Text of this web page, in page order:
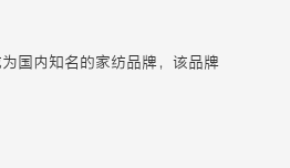
国内知名的家纺品牌，该品牌